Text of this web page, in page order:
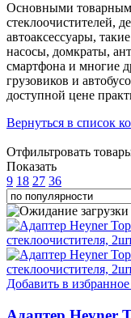
Основными
стеклоочистителей,
автоаксессуары,
насосы, домкраты,
смартфона и многие
грузовиков и
доступной цене
Вернуться в список
Отфильтровать
Показать
9 18 27 36
Добавить в